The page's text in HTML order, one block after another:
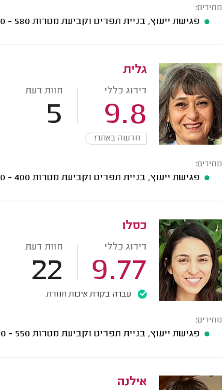
מחירים:
פגישת ייעוץ, בניית תפריט וקביעת מטרות 580 - 280
גלית
דירוג כללי
9.8
חוות דעת
5
חדשה באתר!
מחירים:
פגישת ייעוץ, בניית תפריט וקביעת מטרות 400 - 350
כסלו
דירוג כללי
9.77
חוות דעת
22
עברה בקרת איכות חוזרת
מחירים:
פגישת ייעוץ, בניית תפריט וקביעת מטרות 550 - 350
אילנה